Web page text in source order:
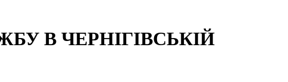
В ЧЕРНІГІВСЬКІЙ